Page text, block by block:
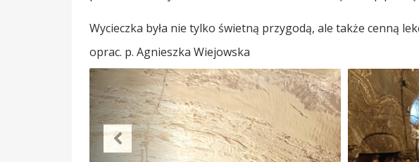
Wycieczka była nie tylko świetną przygodą, ale także cenną
oprac. p. Agnieszka Wiejowska